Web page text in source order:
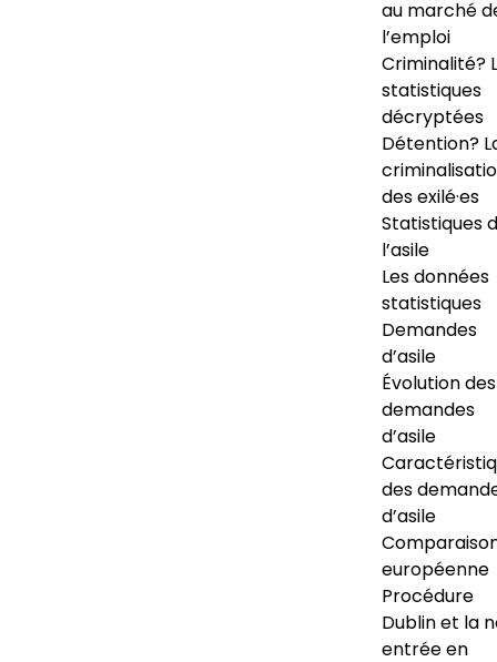
au marché
l’emploi
Criminalité?
statistiques
décryptées
Détention?
des exilé·es
Statistiques
l’asile
Les données
statistiques
Demandes
d’asile
Évolution des
demandes
d’asile
des
d’asile
européenne
Procédure
Dublin et la
entrée en